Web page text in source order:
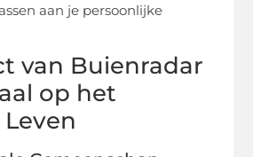
aan je persoonlijke
van Buienradar
op het